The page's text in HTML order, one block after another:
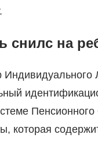
снилс на
которая